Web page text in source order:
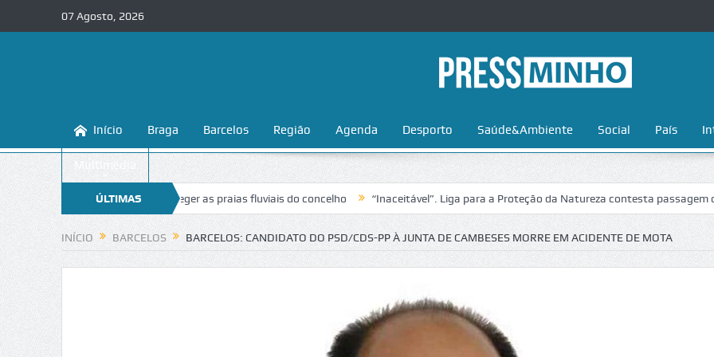
07 Agosto, 2026
Início Braga Barcelos Região Agenda Desporto Saúde&Ambiente Social País
Multimédia
ÚLTIMAS
NOTÍCIAS
ensina a conhecer e proteger as praias fluviais do concelho “Inaceitável”. Liga para a Proteção da Natureza contesta passagem da Volta
INÍCIO BARCELOS BARCELOS: CANDIDATO DO PSD/CDS-PP À JUNTA DE CAMBESES MORRE EM ACIDENTE DE MOTA